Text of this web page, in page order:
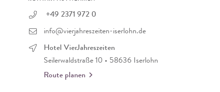
+49 2371 972 0
info@vierjahreszeiten-iserlohn.de
Hotel VierJahreszeiten
Seilerwaldstraße 10 • 58636 Iserlohn
Route planen